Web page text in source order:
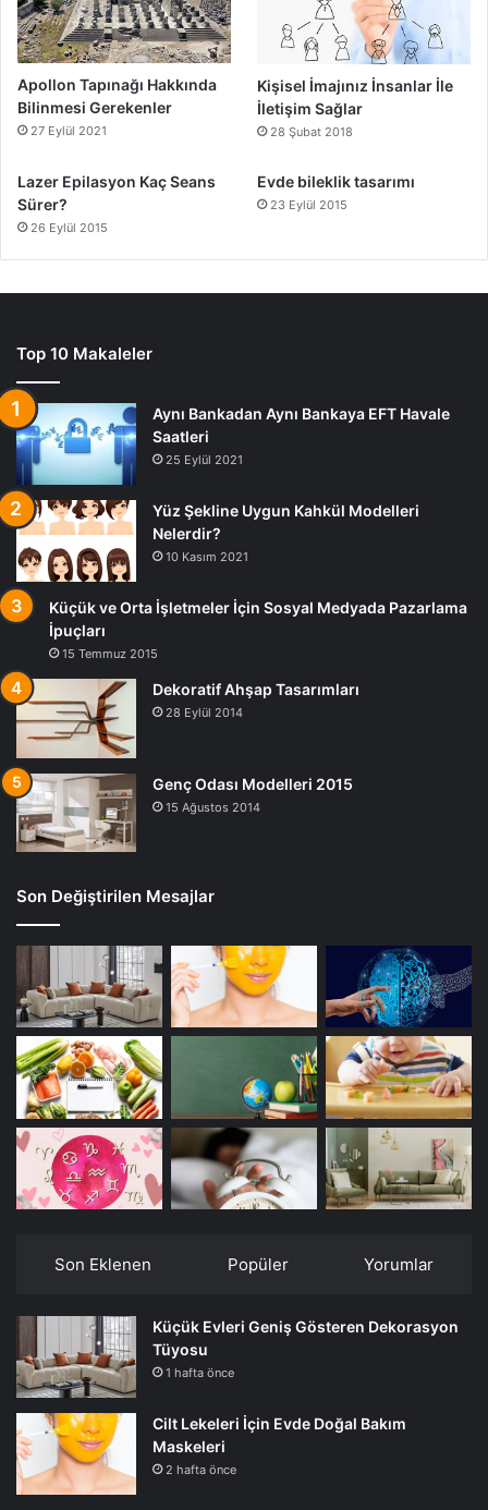
Apollon Tapınağı Hakkında
Bilinmesi Gerekenler
27 Eylül 2021
Kişisel İmajınız İnsanlar İle
İletişim Sağlar
28 Şubat 2018
Lazer Epilasyon Kaç Seans
Sürer?
26 Eylül 2015
Evde bileklik tasarımı
23 Eylül 2015
Top 10 Makaleler
Aynı Bankadan Aynı Bankaya EFT Havale
Saatleri
25 Eylül 2021
Yüz Şekline Uygun Kahkül Modelleri
Nelerdir?
10 Kasım 2021
Küçük ve Orta İşletmeler İçin Sosyal Medyada Pazarlama
İpuçları
15 Temmuz 2015
Dekoratif Ahşap Tasarımları
28 Eylül 2014
Genç Odası Modelleri 2015
15 Ağustos 2014
Son Değiştirilen Mesajlar
Son Eklenen Popüler Yorumlar
Küçük Evleri Geniş Gösteren Dekorasyon
Tüyosu
1 hafta önce
Cilt Lekeleri İçin Evde Doğal Bakım
Maskeleri
2 hafta önce